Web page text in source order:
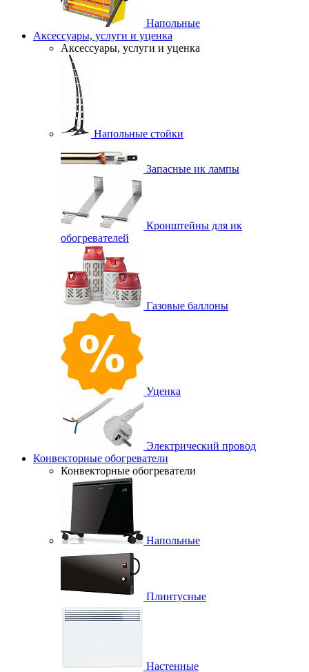
Напольные
Аксессуары, услуги и уценка
Аксессуары, услуги и уценка
Напольные стойки
Запасные ик лампы
Кронштейны для ик
обогревателей
Газовые баллоны
Уценка
Электрический провод
Конвекторные обогреватели
Конвекторные обогреватели
Напольные
Плинтусные
Настенные